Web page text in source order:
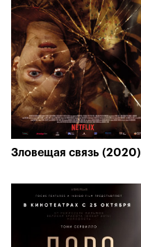
Зловещая связь (2020)